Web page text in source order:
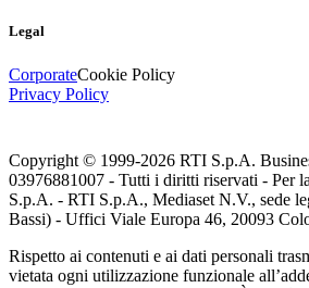
Legal
CorporateCookie Policy
Privacy Policy
Copyright © 1999-2026 RTI S.p.A.
03976881007 - Tutti i diritti riservati - Per
S.p.A. - RTI S.p.A., Mediaset N.V., sede
Bassi) - Uffici Viale Europa 46, 20093
Rispetto ai contenuti e ai dati personali
vietata ogni utilizzazione funzionale